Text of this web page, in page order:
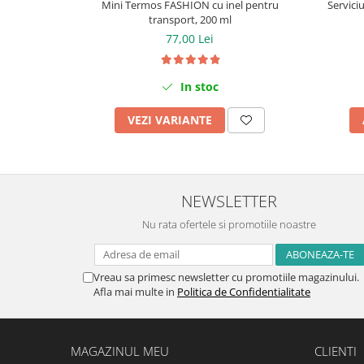
Mini Termos FASHION cu inel pentru
transport, 200 ml
77,00 Lei
In stoc
VEZI VARIANTE
NEWSLETTER
Nu rata ofertele si promotiile noastre
Vreau sa primesc newsletter cu promotiile magazinului.
Afla mai multe in Politica de Confidentialitate
MAGAZINUL MEU CLIENTI